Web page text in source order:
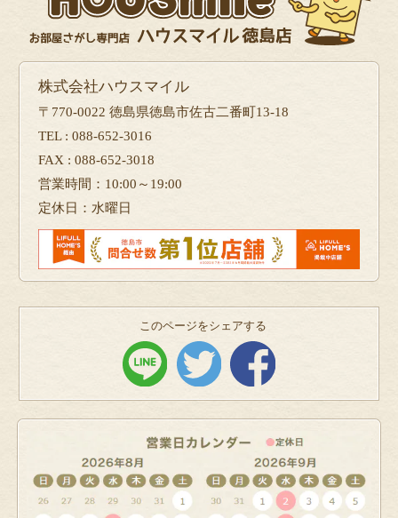
株式会社ハウスマイル
〒770-0022 徳島県徳島市佐古二番町13-18
TEL : 088-652-3016
FAX : 088-652-3018
営業時間：10:00～19:00
定休日：水曜日
このページをシェアする